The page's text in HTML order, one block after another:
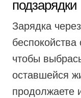
подзарядки
Зарядка
беспокойства
чтобы
оставшейся
продолжаете